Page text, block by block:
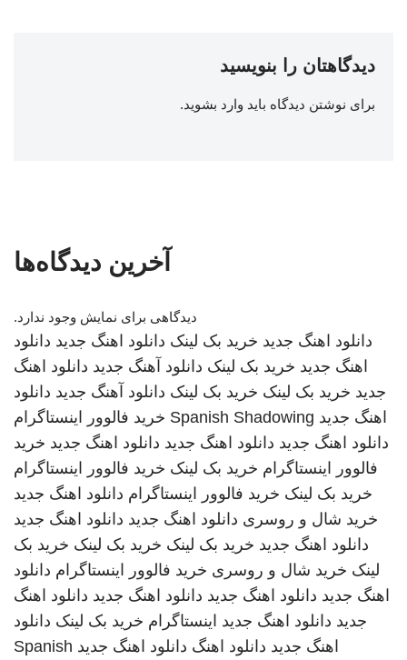
دیدگاهتان را بنویسید
برای نوشتن دیدگاه باید وارد بشوید.
آخرین دیدگاه‌ها
دیدگاهی برای نمایش وجود ندارد.
دانلود اهنگ جدید خرید بک لینک دانلود اهنگ جدید دانلود
اهنگ جدید خرید بک لینک دانلود آهنگ جدید دانلود اهنگ
جدید خرید بک لینک خرید بک لینک دانلود آهنگ جدید دانلود
اهنگ جدید Spanish Shadowing خرید فالوور اینستاگرام
دانلود اهنگ جدید دانلود اهنگ جدید دانلود اهنگ جدید خرید
فالوور اینستاگرام خرید بک لینک خرید فالوور اینستاگرام
خرید بک لینک خرید فالوور اینستاگرام دانلود اهنگ جدید
خرید شال و روسری دانلود اهنگ جدید دانلود اهنگ جدید
دانلود اهنگ جدید خرید بک لینک خرید بک لینک خرید بک
لینک خرید شال و روسری خرید فالوور اینستاگرام دانلود
اهنگ جدید دانلود اهنگ جدید دانلود اهنگ جدید دانلود اهنگ
جدید دانلود اهنگ جدید اینستاگرام خرید بک لینک دانلود
اهنگ جدید دانلود اهنگ دانلود اهنگ جدید Spanish